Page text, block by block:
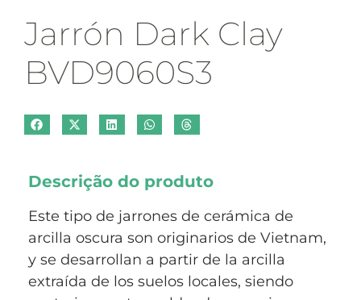
Jarrón Dark Clay
BVD9060S3
Descrição do produto
Este tipo de jarrones de cerámica de
arcilla oscura son originarios de Vietnam,
y se desarrollan a partir de la arcilla
extraída de los suelos locales, siendo